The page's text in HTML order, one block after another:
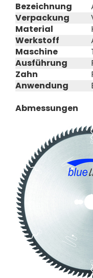
Bezeichnung
Verpackung
Material
Werkstoff
Maschine
Ausführung
Zahn
Anwendung
Abmessungen